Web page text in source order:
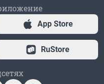
App Store
RuStore